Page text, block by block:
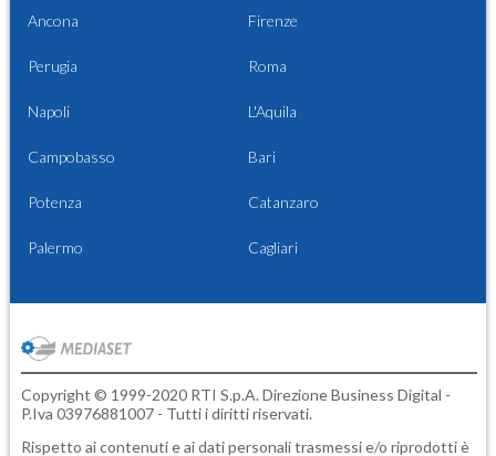
Ancona Firenze
Perugia Roma
Napoli L'Aquila
Campobasso Bari
Potenza Catanzaro
Palermo Cagliari
Copyright © 1999-2020 RTI S.p.A. Direzione Business Digital -
P.Iva 03976881007 - Tutti i diritti riservati.
Rispetto ai contenuti e ai dati personali trasmessi e/o riprodotti è